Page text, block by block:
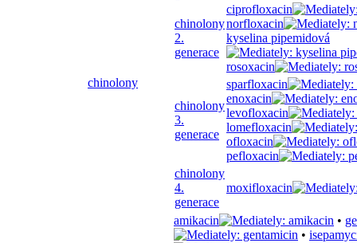
chinolony
chinolony
2.
generace
ciprofloxacin
norfloxacin
kyselina pipemidová
rosoxacin
chinolony
3.
generace
sparfloxacin
enoxacin
levofloxacin
lomefloxacin
ofloxacin
pefloxacin
chinolony
4.
generace
moxifloxacin
amikacin •
•